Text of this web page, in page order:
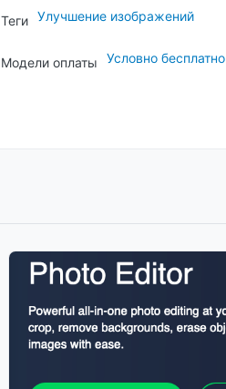
Теги Улучшение изображений
Модели оплаты Условно бесплатно